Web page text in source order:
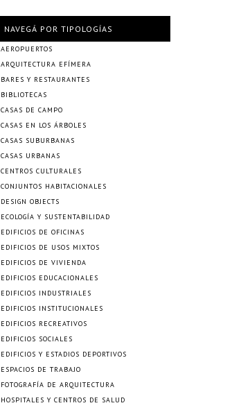
NAVEGÁ POR TIPOLOGÍAS
AEROPUERTOS
ARQUITECTURA EFÍMERA
BARES Y RESTAURANTES
BIBLIOTECAS
CASAS DE CAMPO
CASAS EN LOS ÁRBOLES
CASAS SUBURBANAS
CASAS URBANAS
CENTROS CULTURALES
CONJUNTOS HABITACIONALES
DESIGN OBJECTS
ECOLOGÍA Y SUSTENTABILIDAD
EDIFICIOS DE OFICINAS
EDIFICIOS DE USOS MIXTOS
EDIFICIOS DE VIVIENDA
EDIFICIOS EDUCACIONALES
EDIFICIOS INDUSTRIALES
EDIFICIOS INSTITUCIONALES
EDIFICIOS RECREATIVOS
EDIFICIOS SOCIALES
EDIFICIOS Y ESTADIOS DEPORTIVOS
ESPACIOS DE TRABAJO
FOTOGRAFÍA DE ARQUITECTURA
HOSPITALES Y CENTROS DE SALUD